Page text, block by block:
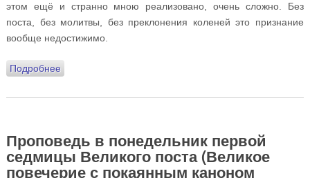
этом ещё и странно мною реализовано, очень сложно. Без
поста, без молитвы, без преклонения коленей это признание
вообще недостижимо.
Подробнеео Проповедь в день Торжества Православия
Проповедь в понедельник первой
седмицы Великого поста (Великое
повечерие с покаянным каноном